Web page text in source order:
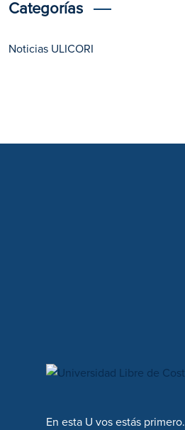
Categorías
Noticias ULICORI
En esta U vos estás primero.